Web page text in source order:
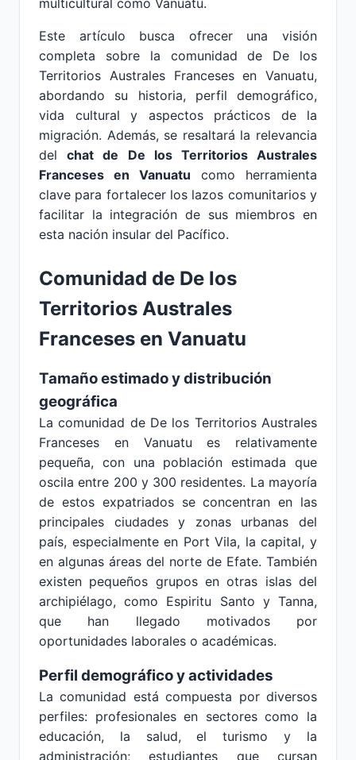
multicultural como Vanuatu.
Este artículo busca ofrecer una visión
completa sobre la comunidad de De los
Territorios Australes Franceses en Vanuatu,
abordando su historia, perfil demográfico,
vida cultural y aspectos prácticos de la
migración. Además, se resaltará la relevancia
delchat de De los Territorios Australes
Franceses en Vanuatu como herramienta
clave para fortalecer los lazos comunitarios y
facilitar la integración de sus miembros en
esta nación insular del Pacífico.
Comunidad de De los
Territorios Australes
Franceses en Vanuatu
Tamaño estimado y distribución
geográfica
La comunidad de De los Territorios Australes
Franceses en Vanuatu es relativamente
pequeña, con una población estimada que
oscila entre 200 y 300 residentes. La mayoría
de estos expatriados se concentran en las
principales ciudades y zonas urbanas del
país, especialmente en Port Vila, la capital, y
en algunas áreas del norte de Efate. También
existen pequeños grupos en otras islas del
archipiélago, como Espiritu Santo y Tanna,
que han llegado motivados por
oportunidades laborales o académicas.
Perfil demográfico y actividades
La comunidad está compuesta por diversos
perfiles: profesionales en sectores como la
educación, la salud, el turismo y la
administración; estudiantes que cursan